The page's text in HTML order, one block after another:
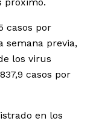
casos por
semana previa,
los virus
casos por
en los